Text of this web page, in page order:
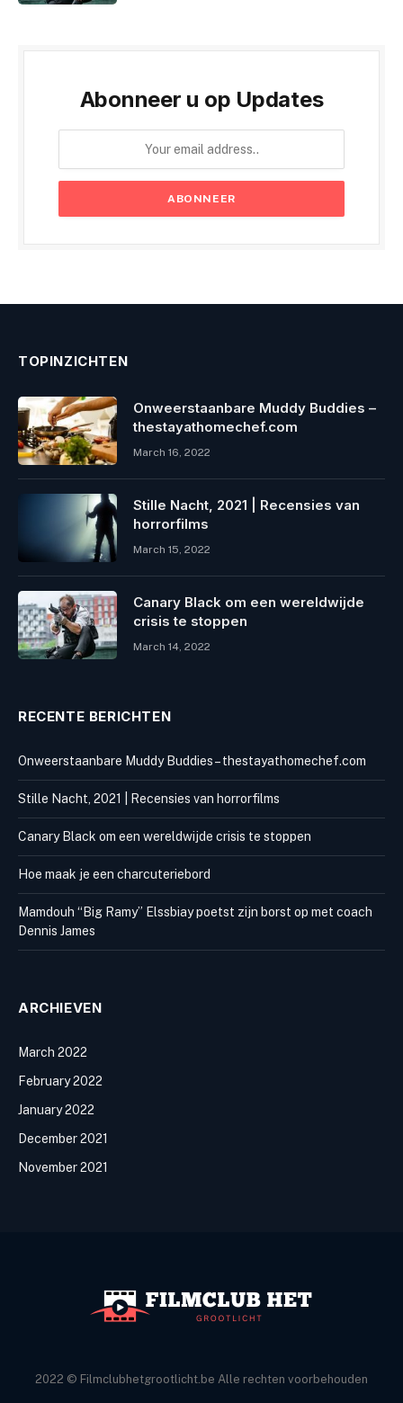
Abonneer u op Updates
TOPINZICHTEN
Onweerstaanbare Muddy Buddies –
thestayathomechef.com
March 16, 2022
Stille Nacht, 2021 | Recensies van
horrorfilms
March 15, 2022
Canary Black om een ​​wereldwijde
crisis te stoppen
March 14, 2022
RECENTE BERICHTEN
Onweerstaanbare Muddy Buddies – thestayathomechef.com
Stille Nacht, 2021 | Recensies van horrorfilms
Canary Black om een ​​wereldwijde crisis te stoppen
Hoe maak je een charcuteriebord
Mamdouh “Big Ramy” Elssbiay poetst zijn borst op met coach
Dennis James
ARCHIEVEN
March 2022
February 2022
January 2022
December 2021
November 2021
2022 © Filmclubhetgrootlicht.be Alle rechten voorbehouden